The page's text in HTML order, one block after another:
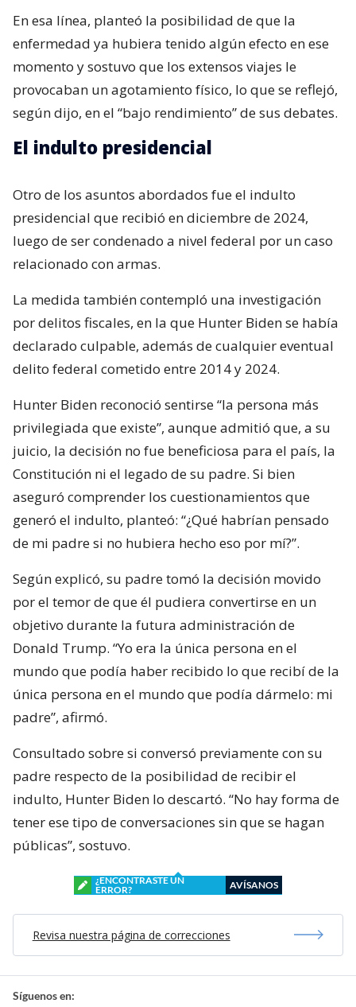
En esa línea, planteó la posibilidad de que la
enfermedad ya hubiera tenido algún efecto en ese
momento y sostuvo que los extensos viajes le
provocaban un agotamiento físico, lo que se reflejó,
según dijo, en el “bajo rendimiento” de sus debates.
El indulto presidencial
Otro de los asuntos abordados fue el indulto
presidencial que recibió en diciembre de 2024,
luego de ser condenado a nivel federal por un caso
relacionado con armas.
La medida también contempló una investigación
por delitos fiscales, en la que Hunter Biden se había
declarado culpable, además de cualquier eventual
delito federal cometido entre 2014 y 2024.
Hunter Biden reconoció sentirse “la persona más
privilegiada que existe”, aunque admitió que, a su
juicio, la decisión no fue beneficiosa para el país, la
Constitución ni el legado de su padre. Si bien
aseguró comprender los cuestionamientos que
generó el indulto, planteó: “¿Qué habrían pensado
de mi padre si no hubiera hecho eso por mí?”.
Según explicó, su padre tomó la decisión movido
por el temor de que él pudiera convertirse en un
objetivo durante la futura administración de
Donald Trump. “Yo era la única persona en el
mundo que podía haber recibido lo que recibí de la
única persona en el mundo que podía dármelo: mi
padre”, afirmó.
Consultado sobre si conversó previamente con su
padre respecto de la posibilidad de recibir el
indulto, Hunter Biden lo descartó. “No hay forma de
tener ese tipo de conversaciones sin que se hagan
públicas”, sostuvo.
¿ENCONTRASTE UN
ERROR?
AVÍSANOS
Revisa nuestra página de correcciones
Síguenos en: